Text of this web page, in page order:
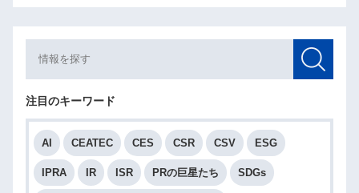
注目のキーワード
AI CEATEC CES CSR CSV ESG
IPRA IR ISR PRの巨星たち SDGs